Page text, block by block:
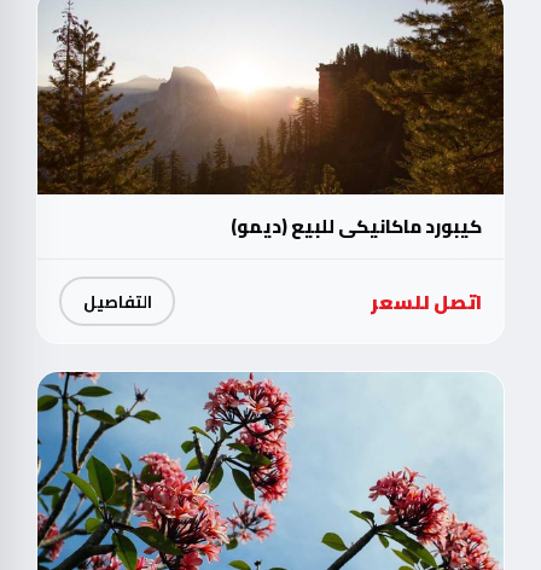
كيبورد ماكانيكي للبيع (ديمو)
اتصل للسعر التفاصيل